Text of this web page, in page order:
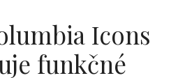
Icons
funkčné